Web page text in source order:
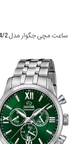
ساعت مچی جگوار مدل J964/2